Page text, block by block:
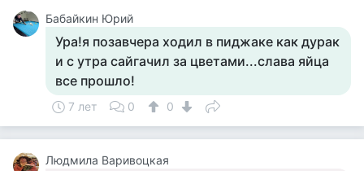
Бабайкин Юрий
Ура!я позавчера ходил в пиджаке как дурак
и с утра сайгачил за цветами...слава яйца
все прошло!
7 лет 0 0
Людмила Варивоцкая